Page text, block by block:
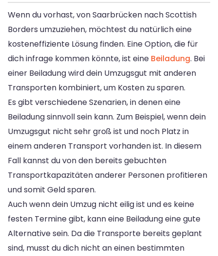
Wenn du vorhast, von Saarbrücken nach Scottish
Borders umzuziehen, möchtest du natürlich eine
kosteneffiziente Lösung finden. Eine Option, die für
dich infrage kommen könnte, ist eine Beiladung. Bei
einer Beiladung wird dein Umzugsgut mit anderen
Transporten kombiniert, um Kosten zu sparen.
Es gibt verschiedene Szenarien, in denen eine
Beiladung sinnvoll sein kann. Zum Beispiel, wenn dein
Umzugsgut nicht sehr groß ist und noch Platz in
einem anderen Transport vorhanden ist. In diesem
Fall kannst du von den bereits gebuchten
Transportkapazitäten anderer Personen profitieren
und somit Geld sparen.
Auch wenn dein Umzug nicht eilig ist und es keine
festen Termine gibt, kann eine Beiladung eine gute
Alternative sein. Da die Transporte bereits geplant
sind, musst du dich nicht an einen bestimmten